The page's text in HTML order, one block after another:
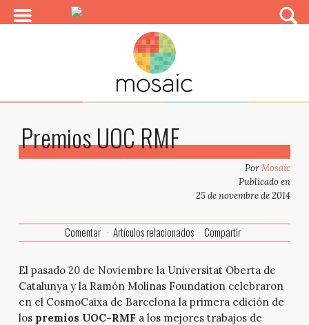
Premios UOC RMF
PorMosaic
Publicado en
25 de novembre de 2014
Comentar Artículos relacionados Compartir
El pasado 20 de Noviembre la Universitat Oberta de
Catalunya y la Ramón Molinas Foundation celebraron
en el CosmoCaixa de Barcelona la primera edición de
los premios UOC-RMF a los mejores trabajos de